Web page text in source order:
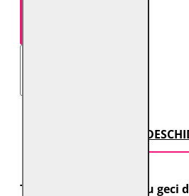
TRANSPORT CU
Toate comenzile pentru geci